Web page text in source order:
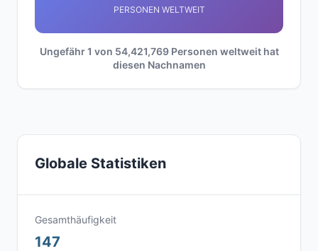
PERSONEN WELTWEIT
Ungefähr 1 von 54,421,769 Personen weltweit hat
diesen Nachnamen
Globale Statistiken
Gesamthäufigkeit
147